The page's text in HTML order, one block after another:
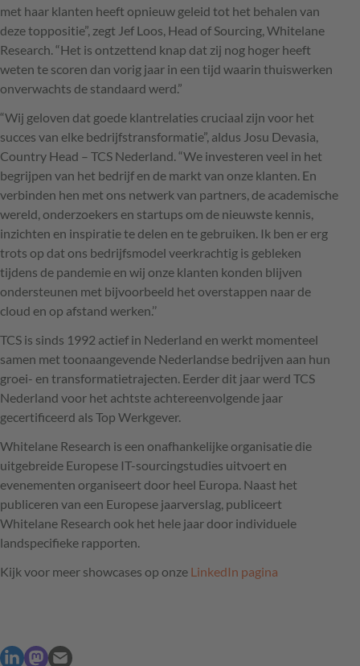
met haar klanten heeft opnieuw geleid tot het behalen van
deze toppositie”, zegt Jef Loos, Head of Sourcing, Whitelane
Research. “Het is ontzettend knap dat zij nog hoger heeft
weten te scoren dan vorig jaar in een tijd waarin thuiswerken
onverwachts de standaard werd.”
“Wij geloven dat goede klantrelaties cruciaal zijn voor het
succes van elke bedrijfstransformatie”, aldus Josu Devasia,
Country Head – TCS Nederland. “We investeren veel in het
begrijpen van het bedrijf en de markt van onze klanten. En
verbinden hen met ons netwerk van partners, de academische
wereld, onderzoekers en startups om de nieuwste kennis,
inzichten en inspiratie te delen en te gebruiken. Ik ben er erg
trots op dat ons bedrijfsmodel veerkrachtig is gebleken
tijdens de pandemie en wij onze klanten konden blijven
ondersteunen met bijvoorbeeld het overstappen naar de
cloud en op afstand werken.’’
TCS is sinds 1992 actief in Nederland en werkt momenteel
samen met toonaangevende Nederlandse bedrijven aan hun
groei- en transformatietrajecten. Eerder dit jaar werd TCS
Nederland voor het achtste achtereenvolgende jaar
gecertificeerd als Top Werkgever.
Whitelane Research is een onafhankelijke organisatie die
uitgebreide Europese IT-sourcingstudies uitvoert en
evenementen organiseert door heel Europa. Naast het
publiceren van een Europese jaarverslag, publiceert
Whitelane Research ook het hele jaar door individuele
landspecifieke rapporten.
Kijk voor meer showcases op onze LinkedIn pagina